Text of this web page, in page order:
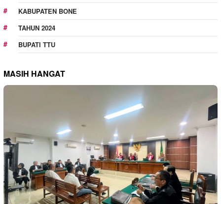
KABUPATEN BONE
TAHUN 2024
BUPATI TTU
MASIH HANGAT